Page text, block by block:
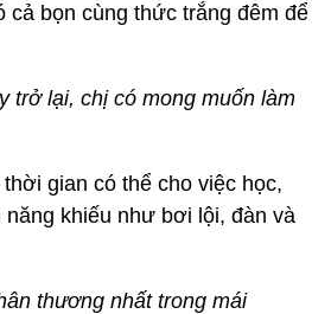
cả bọn cùng thức trắng đêm để
trở lại, chị có mong muốn làm
gian có thể cho việc học,
năng khiếu như bơi lội, đàn và
thương nhất trong mái